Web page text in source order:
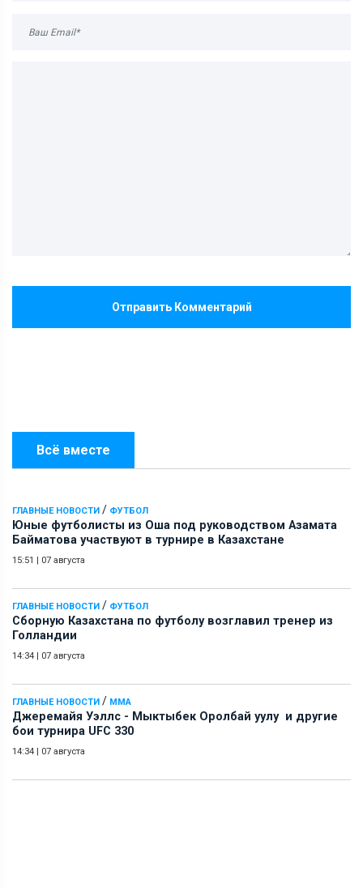
Всё вместе
ГЛАВНЫЕ НОВОСТИ / ФУТБОЛ
Юные футболисты из Оша под руководством Азамата
Байматова участвуют в турнире в Казахстане
15:51 07 августа
ГЛАВНЫЕ НОВОСТИ / ФУТБОЛ
Сборную Казахстана по футболу возглавил тренер из
Голландии
14:34 07 августа
ГЛАВНЫЕ НОВОСТИ / ММА
Джеремайя Уэллс - Мыктыбек Оролбай уулу и другие
бои турнира UFC 330
14:34 07 августа
Отправить Комментарий